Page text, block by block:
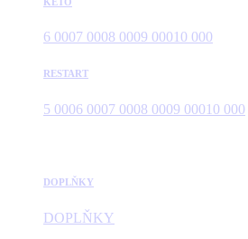
6 0007 0008 0009 00010 000
RESTART
5 0006 0007 0008 0009 00010 000
DOPLŇKY
DOPLŇKY